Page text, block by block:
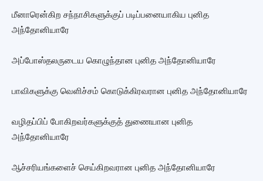
மீனாரென்கிற சந்நாசிகளுக்குப் படிப்பனையாகிய புனித
அந்தோனியாரே
அப்போஸ்தலருடைய கொழுந்தான புனித அந்தோனியாரே
பாவிகளுக்கு வெளிச்சம் கொடுக்கிரவரான புனித அந்தோனியாரே
வழிதப்பிப் போகிறவர்களுக்குத் துணையான புனித
அந்தோனியாரே
ஆச்சரியங்களைச் செய்கிறவரான புனித அந்தோனியாரே